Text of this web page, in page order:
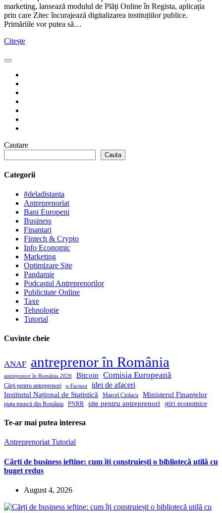
marketing, lansează modulul de Plăți Online în Regista, aplicația
prin care Zitec încurajează digitalizarea instituțiilor publice.
Primăriile vor putea să…
Citește
Cautare
Cauta
Categorii
#deladistanta
Antreprenoriat
Bani Europeni
Business
Finantari
Fintech & Crypto
Info Economic
Marketing
Optimizare Site
Pandamie
Podcastul Antreprenorilor
Publicitate Online
Taxe
Tehnologie
Tutorial
Cuvinte cheie
ANAF antreprenor în România
antreprenor în România 2026 Bitcoin Comisia Europeană
Cărți pentru antreprenori e-Factura idei de afaceri
Institutul Național de Statistică Marcel Ciolacu Ministerul Finanțelor
piața muncii din România PNRR site pentru antreprenori știri economice
Te-ar mai putea interesa
Antreprenoriat Tutorial
Cărți de business ieftine: cum îți construiești o bibliotecă utilă cu
buget redus
August 4, 2026